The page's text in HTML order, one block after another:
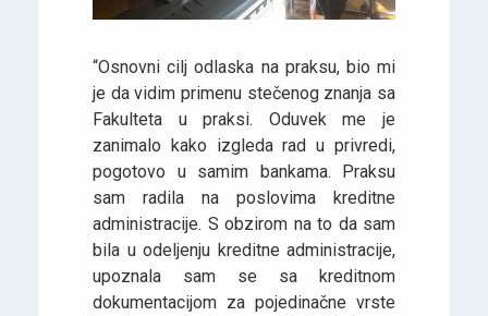
“Osnovni cilj odlaska na praksu, bio mi
je da vidim primenu stečenog znanja sa
Fakulteta u praksi. Oduvek me je
zanimalo kako izgleda rad u privredi,
pogotovo u samim bankama. Praksu
sam radila na poslovima kreditne
administracije. S obzirom na to da sam
bila u odeljenju kreditne administracije,
upoznala sam se sa kreditnom
dokumentacijom za pojedinačne vrste